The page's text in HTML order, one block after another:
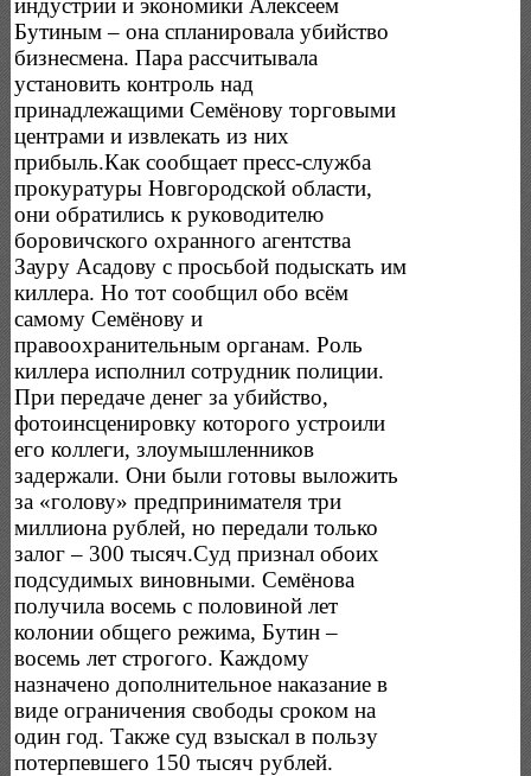
индустрии и экономики Алексеем
Бутиным – она спланировала убийство
бизнесмена. Пара рассчитывала
установить контроль над
принадлежащими Семёнову торговыми
центрами и извлекать из них
прибыль.Как сообщает пресс-служба
прокуратуры Новгородской области,
они обратились к руководителю
боровичского охранного агентства
Зауру Асадову с просьбой подыскать им
киллера. Но тот сообщил обо всём
самому Семёнову и
правоохранительным органам. Роль
киллера исполнил сотрудник полиции.
При передаче денег за убийство,
фотоинсценировку которого устроили
его коллеги, злоумышленников
задержали. Они были готовы выложить
за «голову» предпринимателя три
миллиона рублей, но передали только
залог – 300 тысяч.Суд признал обоих
подсудимых виновными. Семёнова
получила восемь с половиной лет
колонии общего режима, Бутин –
восемь лет строгого. Каждому
назначено дополнительное наказание в
виде ограничения свободы сроком на
один год. Также суд взыскал в пользу
потерпевшего 150 тысяч рублей.